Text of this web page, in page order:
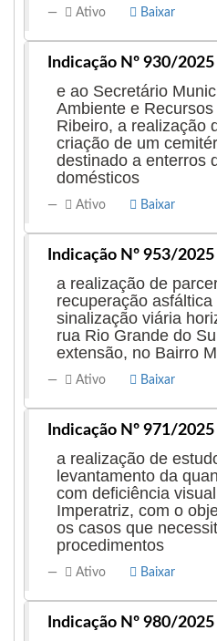
Ativo Baixar
Indicação Nº 930/2025
e ao Secretário
Ambiente e
Ribeiro, a realização
criação de um
destinado a enterros
domésticos
Ativo Baixar
Indicação Nº 953/2025
a realização de
recuperação
sinalização viária
rua Rio Grande do
extensão, no Bairro
Ativo Baixar
Indicação Nº 971/2025
a realização de
levantamento da
com deficiência
Imperatriz, com o
os casos que
procedimentos
Ativo Baixar
Indicação Nº 980/2025